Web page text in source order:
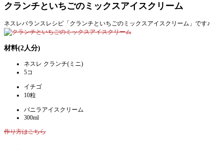
クランチといちごのミックスアイスクリーム
ネスレバランスレシピ「クランチといちごのミックスアイスクリーム」です♪
材料(2人分)
ネスレ クランチ(ミニ)
5コ
イチゴ
10粒
バニラアイスクリーム
300ml
作り方はこちら